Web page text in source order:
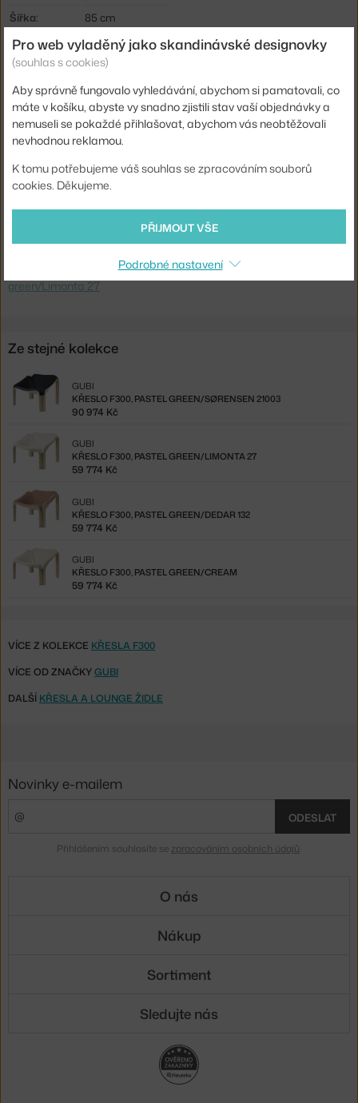
Šířka:
85 cm
Hmotnost:
15,1 kg
Područky:
s područkami
Barva:
krémová
Materiál:
HiRek plast, kůže
Sedák:
čalouněný
Podnož:
plast
Ste zo Slovenska? Prejdite naKreslo F300, pastel green/Limonta
Shopping from the EU? Switch toF300 Lounge Chair, pastel
green/Limonta 27
Ze stejné kolekce
KŘESLO F300, PASTEL GREEN/SØRENSEN 21003
GUBI
90 974 Kč
KŘESLO F300, PASTEL GREEN/LIMONTA 27
GUBI
59 774 Kč
KŘESLO F300, PASTEL GREEN/DEDAR 132
GUBI
59 774 Kč
KŘESLO F300, PASTEL GREEN/CREAM
GUBI
59 774 Kč
VÍCE Z KOLEKCE KŘESLA F300
VÍCE OD ZNAČKYGUBI
DALŠÍ KŘESLA A LOUNGE ŽIDLE
Pro web vyladěný jako skandinávské designovky
(souhlas s cookies)
Aby správně fungovalo vyhledávání, abychom si pamatovali, co
máte v košíku, abyste vy snadno zjistili stav vaší objednávky a
nemuseli se pokaždé přihlašovat, abychom vás neobtěžovali
nevhodnou reklamou.
K tomu potřebujeme váš souhlas se zpracováním souborů
cookies. Děkujeme.
PŘIJMOUT VŠE
Podrobné nastavení
Novinky e-mailem
ODESLAT
Přihlášením souhlasíte se zpracováním osobních údajů
O nás
Nákup
Sortiment
Sledujte nás